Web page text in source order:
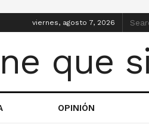
viernes, agosto 7, 2026
OPINIÓN